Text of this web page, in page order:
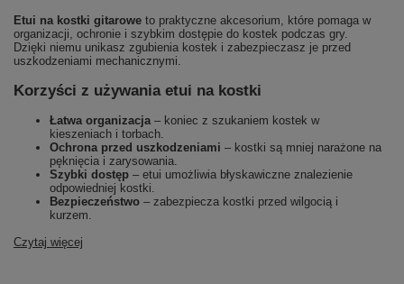
Etui na kostki gitarowe to praktyczne akcesorium, które pomaga w
organizacji, ochronie i szybkim dostępie do kostek podczas gry.
Dzięki niemu unikasz zgubienia kostek i zabezpieczasz je przed
uszkodzeniami mechanicznymi.
Korzyści z używania etui na kostki
Łatwa organizacja– koniec z szukaniem kostek w
kieszeniach i torbach.
Ochrona przed uszkodzeniami – kostki są mniej narażone na
pęknięcia i zarysowania.
Szybki dostęp – etui umożliwia błyskawiczne znalezienie
odpowiedniej kostki.
Bezpieczeństwo – zabezpiecza kostki przed wilgocią i
kurzem.
Czytaj więcej